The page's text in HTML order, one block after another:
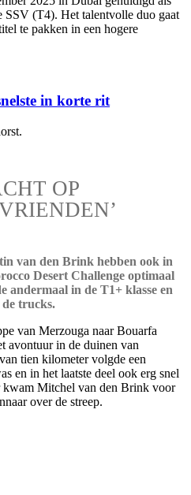
SSV (T4). Het talentvolle duo gaat
te pakken in een hogere
in korte rit
OP
van den Brink hebben ook in
Desert Challenge optimaal
andermaal in de T1+ klasse en
de trucks.
van Merzouga naar Bouarfa
avontuur in de duinen van
tien kilometer volgde een
en in het laatste deel ook erg snel
kwam Mitchel van den Brink voor
over de streep.